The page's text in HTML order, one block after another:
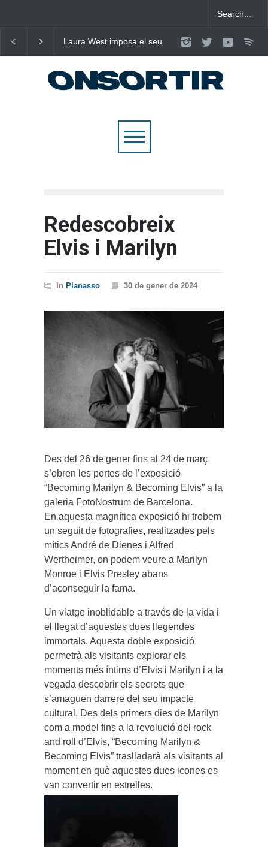
Laura West imposa el seu
pop de “m’enxules”
Poggioli i Meri Prata
eleven al cel amb
NOSALTRES’
Redescobreix
Elvis i Marilyn
In Planasso 30 de gener de 2024
Des del 26 de gener fins al 24 de març
s’obren les portes de l’exposició
“Becoming Marilyn & Becoming Elvis” a la
galeria FotoNostrum de Barcelona.
En aquesta magnífica exposició hi trobem
un seguit de fotografies, realitzades pels
mítics André de Dienes i Alfred
Wertheimer, on podem veure a Marilyn
Monroe i Elvis Presley abans
d’aconseguir la fama.
Un viatge inoblidable a través de la vida i
el llegat d’aquestes dues llegendes
immortals. Aquesta doble exposició
permetrà als visitants explorar els
moments més íntims d’Elvis i Marilyn i a la
vegada descobrir els secrets que
s’amaguen darrere del seu impacte
cultural. Des dels primers dies de Marilyn
com a model fins a la revolució del rock
and roll d’Elvis, “Becoming Marilyn &
Becoming Elvis” traslladarà als visitants al
moment en què aquestes dues icones es
van convertir en estrelles.